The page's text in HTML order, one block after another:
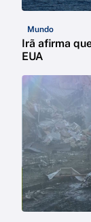
Mundo
Irã afirma
EUA